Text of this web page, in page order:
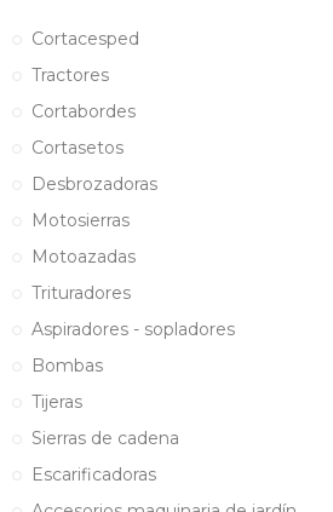
Cortacesped
Tractores
Cortabordes
Cortasetos
Desbrozadoras
Motosierras
Motoazadas
Trituradores
Aspiradores - sopladores
Bombas
Tijeras
Sierras de cadena
Escarificadoras